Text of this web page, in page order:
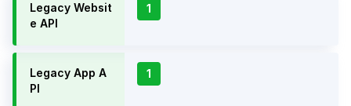
Legacy Websit
e API
1
Legacy App A
PI
1